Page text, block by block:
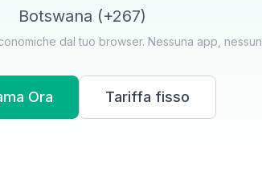
Botswana (+267)
dal tuo browser. Nessuna app,
Ora Tariffa fisso